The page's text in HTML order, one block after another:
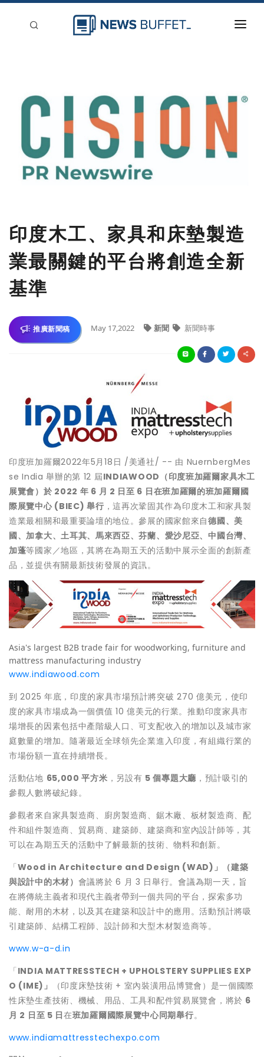
登入
印度木工、家具和床墊製造
業最關鍵的平台將創造全新
基準
推廣新聞稿 May 17,2022 新聞 新聞時事
印度班加羅爾2022年5月18日 /美通社/ -- 由 NuernbergMes
se India 舉辦的第 12 屆INDIAWOOD （印度班加羅爾家具木工
展覽會）於 2022 年 6 月 2 日至 6 日在班加羅爾的班加羅爾國
際展覽中心(BIEC)舉行 ，這再次鞏固其作為印度木工和家具製
造業最相關和最重要論壇的地位。參展的國家館來自德國、美
國、加拿大、土耳其、馬來西亞、芬蘭、愛沙尼亞、中國台灣、
加蓬等國家／地區，其將在為期五天的活動中展示全面的創新產
品，並提供有關最新技術發展的資訊。
Asia's largest B2B trade fair for woodworking, furniture and
mattress manufacturing industry
www.indiawood.com
到 2025 年底，印度的家具市場預計將突破 270 億美元，使印
度的家具市場成為一個價值 10 億美元的行業。推動印度家具市
場增長的因素包括中產階級人口、可支配收入的增加以及城市家
庭數量的增加。隨著最近全球領先企業進入印度，有組織行業的
市場份額一直在持續增長。
活動佔地 65,000平方米 ，另設有 5個專題大廳，預計吸引的
參觀人數將破紀錄。
參觀者來自家具製造商、廚房製造商、鋸木廠、板材製造商、配
件和組件製造商、貿易商、建築師、建築商和室內設計師等，其
可以在為期五天的活動中了解最新的技術、物料和創新。
「Wood in Architecture and Design (WAD)」（建築
與設計中的木材） 會議將於 6 月 3 日舉行。會議為期一天，旨
在將傳統主義者和現代主義者帶到一個共同的平台，探索多功
能、耐用的木材，以及其在建築和設計中的應用。活動預計將吸
引建築師、結構工程師、設計師和大型木材製造商等。
www.w-a-d.in
「INDIA MATTRESSTECH + UPHOLSTERY SUPPLIES EXP
O (IME)」
（印度床墊技術 + 室內裝潢用品博覽會）是一個國際
性床墊生產技術、機械、用品、工具和配件貿易展覽會，將於 6
月 2 日至 5 日在班加羅爾國際展覽中心同期舉行。
www.indiamattresstechexpo.com